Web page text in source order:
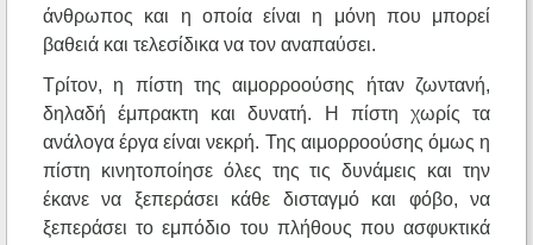
άνθρωπος και η οποία είναι η μόνη που μπορεί
βαθειά και τελεσίδικα να τον αναπαύσει.
Τρίτον, η πίστη της αιμορροούσης ήταν ζωντανή,
δηλαδή έμπρακτη και δυνατή. Η πίστη χωρίς τα
ανάλογα έργα είναι νεκρή. Της αιμορροούσης όμως η
πίστη κινητοποίησε όλες της τις δυνάμεις και την
έκανε να ξεπεράσει κάθε δισταγμό και φόβο, να
ξεπεράσει το εμπόδιο του πλήθους που ασφυκτικά